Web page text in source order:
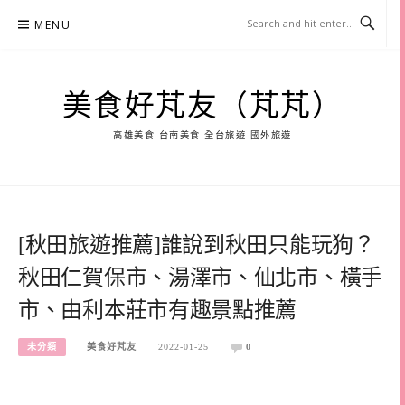
MENU
美食好芃友（芃芃）
高雄美食 台南美食 全台旅遊 國外旅遊
[秋田旅遊推薦]誰說到秋田只能玩狗？
秋田仁賀保市、湯澤市、仙北市、橫手
市、由利本莊市有趣景點推薦
未分類 美食好芃友 2022-01-25 0